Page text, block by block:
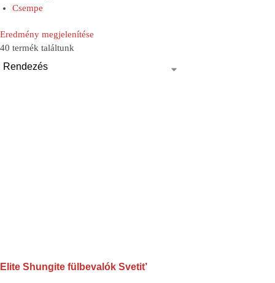
Csempe
Eredmény megjelenítése
40 termék találtunk
Elite Shungite fülbevalók Svetit’